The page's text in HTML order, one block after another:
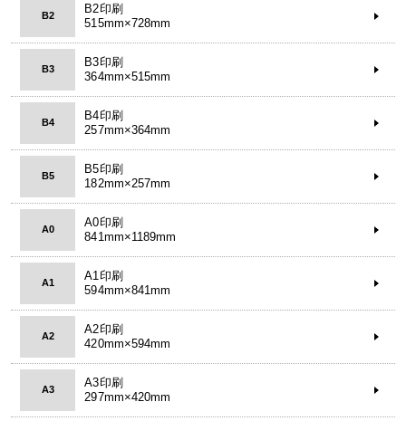
B2
B2印刷
515mm×728mm
B3
B3印刷
364mm×515mm
B4
B4印刷
257mm×364mm
B5
B5印刷
182mm×257mm
A0
A0印刷
841mm×1189mm
A1
A1印刷
594mm×841mm
A2
A2印刷
420mm×594mm
A3
A3印刷
297mm×420mm